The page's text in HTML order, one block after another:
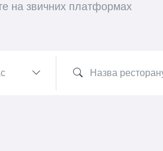
на звичних платформах